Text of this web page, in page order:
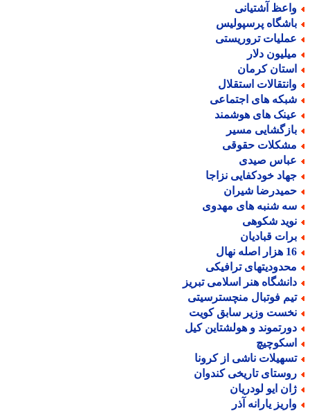
آشتیانی
پرسپولیس
تروریستی
دلار
کرمان
استقلال
های اجتماعی
های هوشمند
مسیر
حقوقی
صیدی
خودکفایی نزاجا
شیران
شنبه های مهدوی
شکوهی
قبادیان
نهال
ترافیکی
هنر اسلامی تبریز
فوتبال منچسترسیتی
وزیر سابق کویت
و هولشتاین کیل
ناشی از کرونا
تاریخی کندوان
ایو لودریان
یارانه آذر